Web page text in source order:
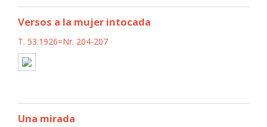
Versos a la mujer intocada
T. 53.1926=Nr. 204-207
Una mirada